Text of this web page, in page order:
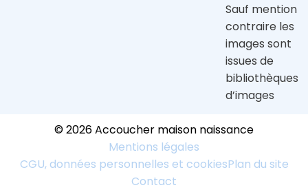
Sauf mention
contraire les
images sont
issues de
bibliothèques
d’images
© 2026 Accoucher maison naissance
Mentions légales
CGU, données personnelles et cookiesPlan du site
Contact